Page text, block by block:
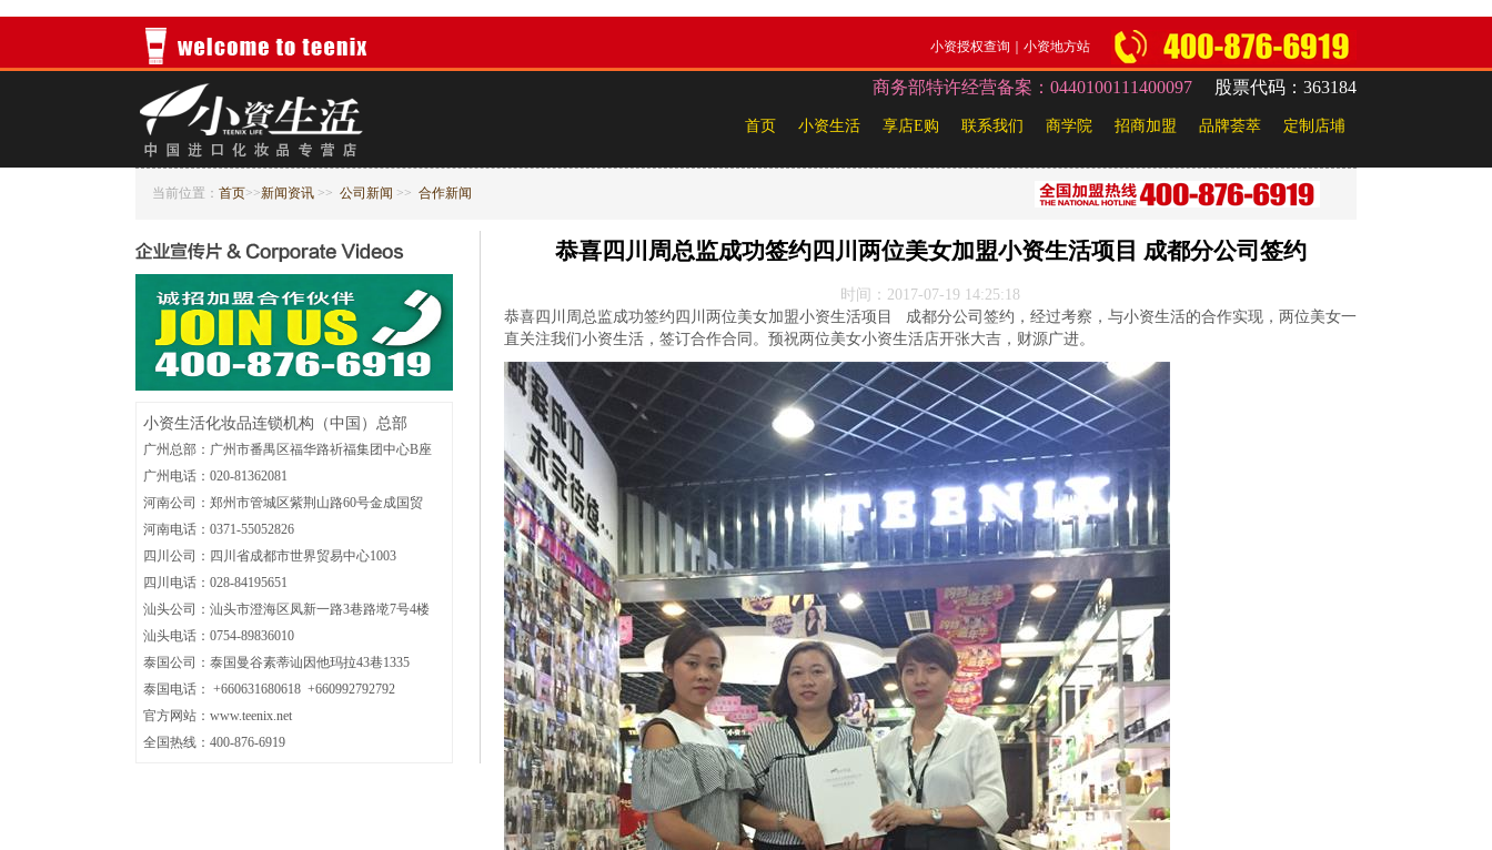
小资授权查询 小资地方站
商务部特许经营备案：0440100111400097 股票代码：363184
定制店埔
品牌荟萃
招商加盟
商学院
联系我们
享店E购
小资生活
首页
当前位置： 首页>>新闻资讯 >> 公司新闻 >> 合作新闻
恭喜四川周总监成功签约四川两位美女加盟小资生活项目 成都分公司签约
时间：2017-07-19 14:25:18
恭喜四川周总监成功签约四川两位美女加盟小资生活项目 成都分公司签约，经过考察，与小资生活的合作实现，两位美女一
直关注我们小资生活，签订合作合同。预祝两位美女小资生活店开张大吉，财源广进。
小资生活化妆品连锁机构（中国）总部
广州总部：广州市番禺区福华路祈福集团中心B座
广州电话：020-81362081
河南公司：郑州市管城区紫荆山路60号金成国贸
河南电话：0371-55052826
四川公司： 四川省成都市世界贸易中心1003
四川电话： 028-84195651
汕头公司：汕头市澄海区凤新一路3巷路墘7号4楼
汕头电话：0754-89836010
泰国公司：泰国曼谷素蒂讪因他玛拉43巷1335
泰国电话： +660631680618 +660992792792
官方网站：www.teenix.net
全国热线：400-876-6919